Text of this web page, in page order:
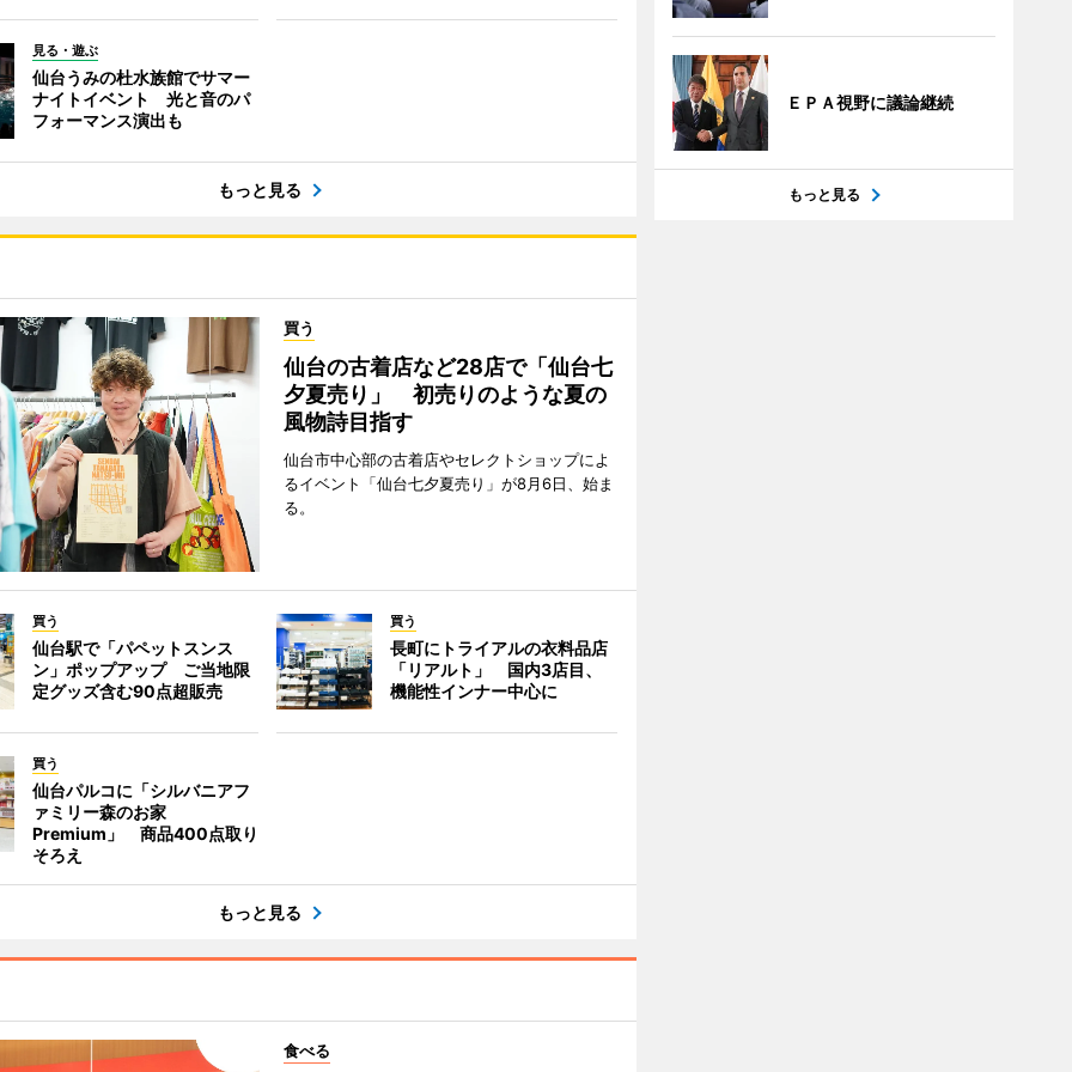
見る・遊ぶ
仙台うみの杜水族館でサマー
ナイトイベント 光と音のパ
フォーマンス演出も
もっと見る
買う
仙台の古着店など28店で「仙台七
夕夏売り」 初売りのような夏の
風物詩目指す
仙台市中心部の古着店やセレクトショップによ
るイベント「仙台七夕夏売り」が8月6日、始ま
る。
買う
仙台駅で「パペットスンス
ン」ポップアップ ご当地限
定グッズ含む90点超販売
買う
長町にトライアルの衣料品店
「リアルト」 国内3店目、
機能性インナー中心に
買う
仙台パルコに「シルバニアフ
ァミリー森のお家
Premium」 商品400点取り
そろえ
もっと見る
食べる
ＥＰＡ視野に議論継続
もっと見る